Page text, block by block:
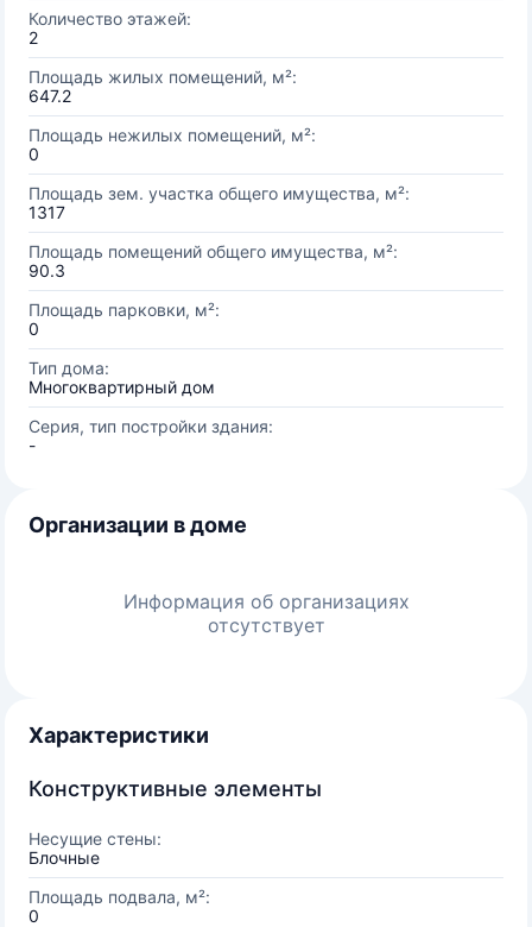
Количество этажей:
2
Площадь жилых помещений, м²:
647.2
Площадь нежилых помещений, м²:
0
Площадь зем. участка общего имущества, м²:
1317
Площадь помещений общего имущества, м²:
90.3
Площадь парковки, м²:
0
Тип дома:
Многоквартирный дом
Серия, тип постройки здания:
-
Организации в доме
Информация об организациях
отсутствует
Характеристики
Конструктивные элементы
Несущие стены:
Блочные
Площадь подвала, м²:
0